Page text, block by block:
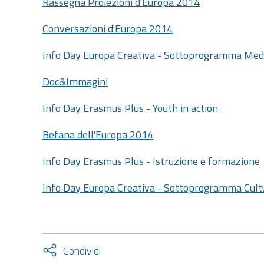
Conversazioni d'Europa 2014
Info Day Europa Creativa - Sottoprogramma
Doc&Immagini
Info Day Erasmus Plus - Youth in action
Befana dell'Europa 2014
Info Day Erasmus Plus - Istruzione e formazione
Info Day Europa Creativa - Sottoprogramma
Condividi
Attiva